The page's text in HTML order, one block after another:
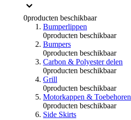
0producten beschikbaar
Bumperlippen
0producten beschikbaar
Bumpers
0producten beschikbaar
Carbon & Polyester delen
0producten beschikbaar
Grill
0producten beschikbaar
Motorkappen & Toebehoren
0producten beschikbaar
Side Skirts